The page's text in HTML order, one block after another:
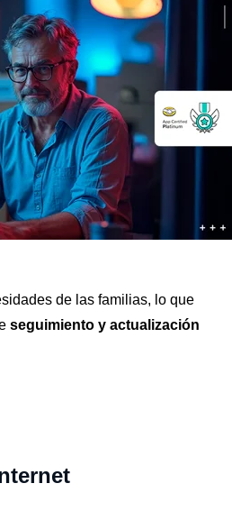
de las familias, lo que
seguimiento y actualización